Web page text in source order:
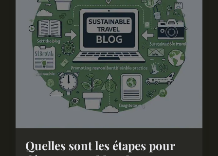
Quelles sont les étapes pour